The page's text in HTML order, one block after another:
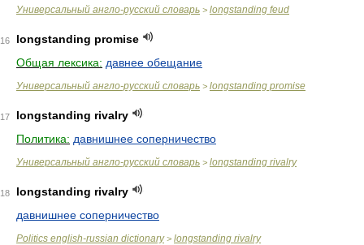
Универсальный англо-русский словарь > longstanding feud
16
longstanding promise
Общая лексика: давнее обещание
Универсальный англо-русский словарь > longstanding promise
17
longstanding rivalry
Политика: давнишнее соперничество
Универсальный англо-русский словарь > longstanding rivalry
18
longstanding rivalry
давнишнее соперничество
Politics english-russian dictionary> longstanding rivalry